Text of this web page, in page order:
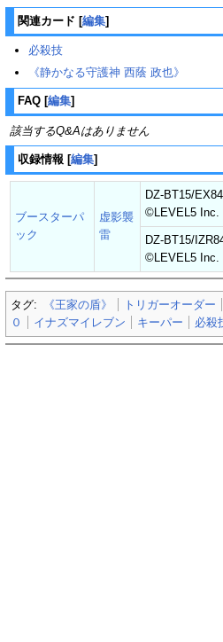
関連カード [編集]
必殺技
《静かなる守護神 西蔭 政也》
FAQ [編集]
該当するQ&Aはありません
収録情報 [編集]
ブースターパ
ック
虚影襲
雷
DZ-BT15/
©︎LEVEL5 Inc.
DZ-BT15/
©︎LEVEL5 Inc.
タグ: 《王家の盾》 トリガーオーダー
０
イナズマイレブン キーパー 必殺